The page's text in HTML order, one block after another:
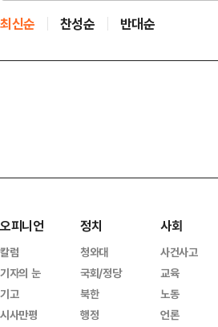
최신순 찬성순 반대순
오피니언
칼럼
기자의 눈
기고
시사만평
정치
청와대
국회/정당
북한
행정
사회
사건사고
교육
노동
언론